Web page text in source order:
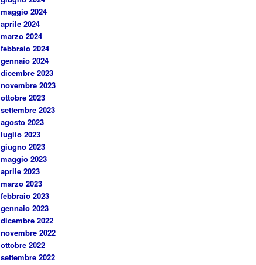
maggio 2024
aprile 2024
marzo 2024
febbraio 2024
gennaio 2024
dicembre 2023
novembre 2023
ottobre 2023
settembre 2023
agosto 2023
luglio 2023
giugno 2023
maggio 2023
aprile 2023
marzo 2023
febbraio 2023
gennaio 2023
dicembre 2022
novembre 2022
ottobre 2022
settembre 2022